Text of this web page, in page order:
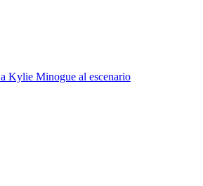
Kylie Minogue al escenario